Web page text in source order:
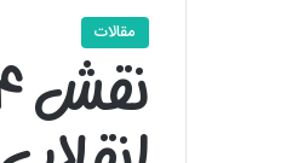
مقالات